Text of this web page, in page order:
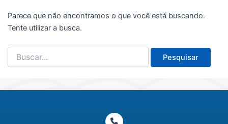
Parece que não encontramos o que você está buscando.
Tente utilizar a busca.
Pesquisar
por: